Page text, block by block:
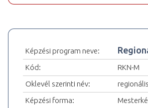
Képzési program neve:
Kód:
RKN-M
Oklevél szerinti név:
Képzési forma: